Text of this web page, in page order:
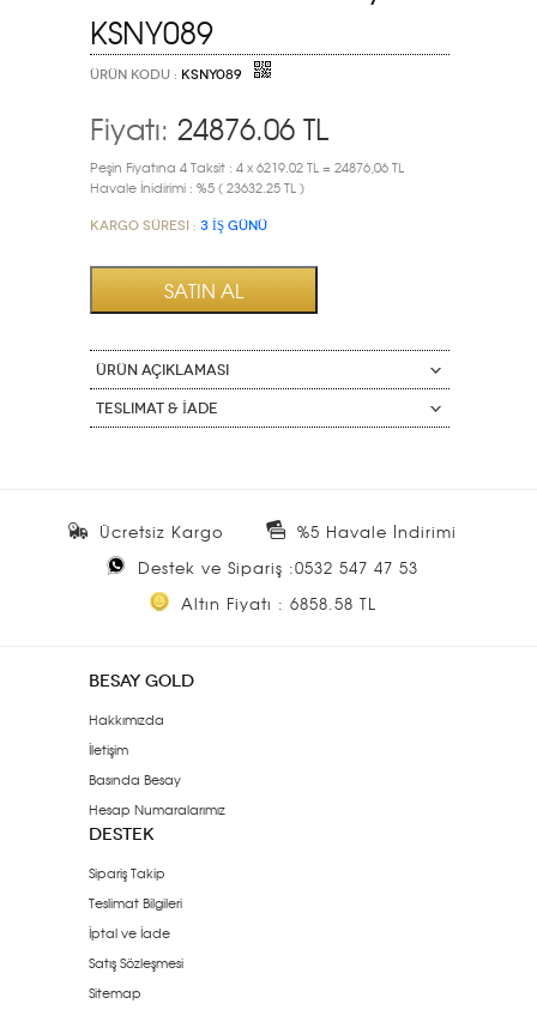
KSNY089
ÜRÜN KODU : KSNY089
Fiyatı: 24876.06 TL
Peşin Fiyatına 4 Taksit : 4 x 6219.02 TL = 24876,06 TL
Havale İnidirimi : %5 ( 23632.25 TL )
Kargo Süresi : 3 İŞ GÜNÜ
ÜRÜN AÇIKLAMASI
Teslimat & İade
Ücretsiz Kargo
%5 Havale İndirimi
Destek ve Sipariş :0532 547 47 53
Altın Fiyatı : 6858.58 TL
BESAY GOLD
Hakkımızda
İletişim
Basında Besay
Hesap Numaralarımız
DESTEK
Sipariş Takip
Teslimat Bilgileri
İptal ve İade
Satış Sözleşmesi
Sitemap